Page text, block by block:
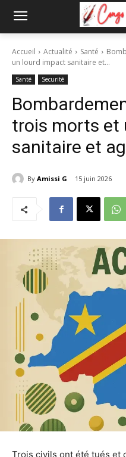
Accueil Actualité Santé
un lourd impact sanitaire et...
Santé Securité
trois morts et
sanitaire et
By Amissi G 15 juin 2026
Trois civils ont été tués et